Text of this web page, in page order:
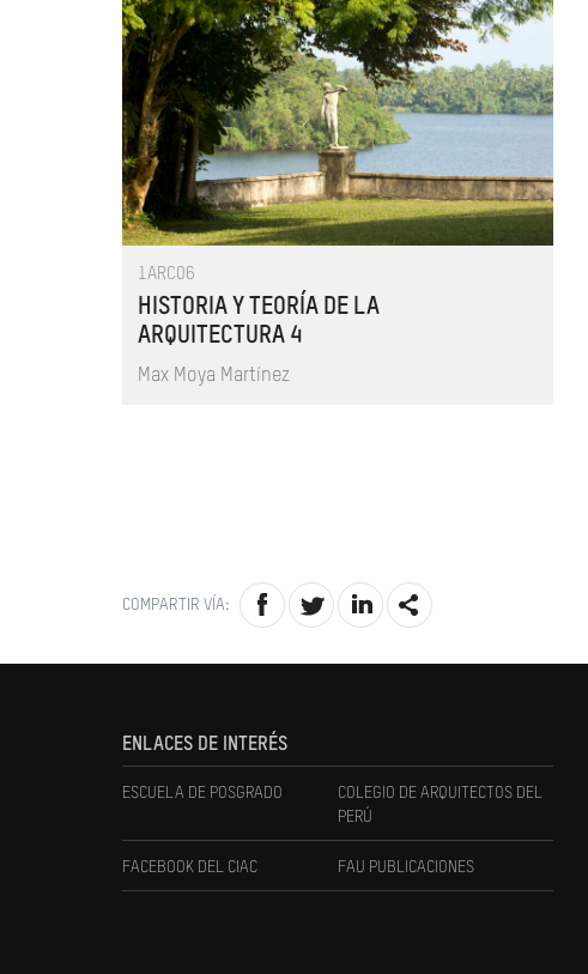
1ARC06
HISTORIA Y TEORÍA DE LA
ARQUITECTURA 4
Max Moya Martínez
COMPARTIR VÍA:
ENLACES DE INTERÉS
ESCUELA DE POSGRADO
COLEGIO DE ARQUITECTOS DEL
PERÚ
FACEBOOK DEL CIAC FAU PUBLICACIONES